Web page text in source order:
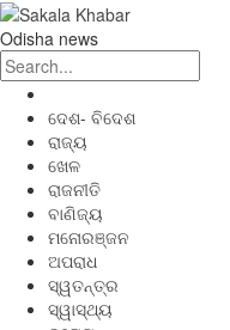
Odisha news
ଦେଶ- ବିଦେଶ
ରାଜ୍ୟ
ଖେଳ
ରାଜନୀତି
ବାଣିଜ୍ୟ
ମନୋରଞ୍ଜନ
ଅପରାଧ
ସ୍ୱତନ୍ତ୍ର
ସ୍ୱାସ୍ଥ୍ୟ